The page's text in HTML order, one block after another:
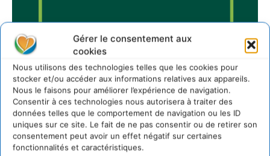
Gérer le consentement aux
cookies
Nous utilisons des technologies telles que les cookies pour
stocker et/ou accéder aux informations relatives aux appareils.
Nous le faisons pour améliorer l’expérience de navigation.
Consentir à ces technologies nous autorisera à traiter des
données telles que le comportement de navigation ou les ID
uniques sur ce site. Le fait de ne pas consentir ou de retirer son
consentement peut avoir un effet négatif sur certaines
fonctionnalités et caractéristiques.
Sur Cdurable
Comment le sol français a perdu sa mémoire
hydrique et déréglé tout le territoire (2020-2026)